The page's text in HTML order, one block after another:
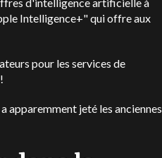
Intelligence+" qui offre aux
pour les services de
apparemment jeté les anciennes